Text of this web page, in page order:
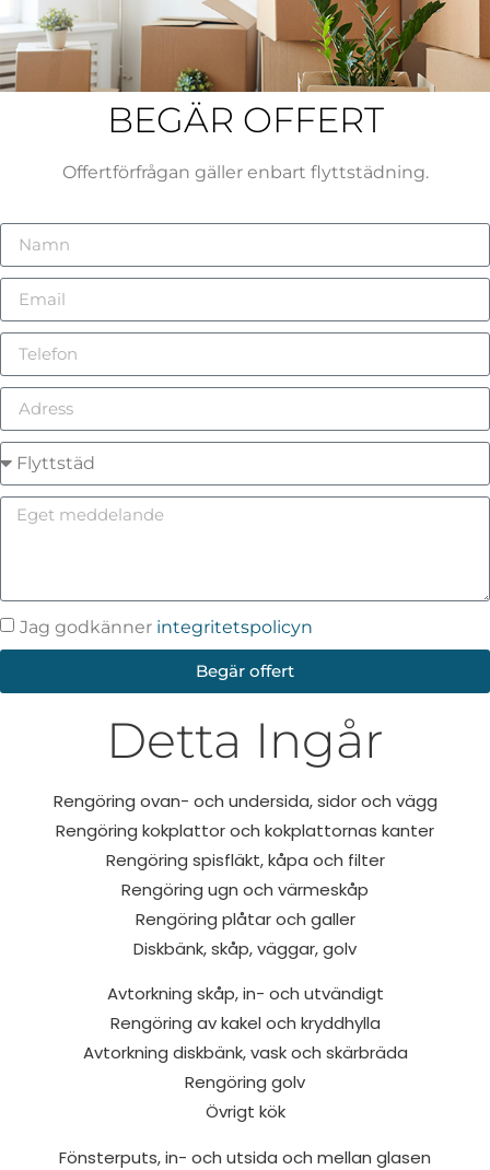
Detta Ingår
Rengöring ovan- och undersida, sidor och vägg
Rengöring kokplattor och kokplattornas kanter
Rengöring spisfläkt, kåpa och filter
Rengöring ugn och värmeskåp
Rengöring plåtar och galler
Diskbänk, skåp, väggar, golv
Avtorkning skåp, in- och utvändigt
Rengöring av kakel och kryddhylla
Avtorkning diskbänk, vask och skärbräda
Rengöring golv
Övrigt kök
Fönsterputs, in- och utsida och mellan glasen
BEGÄR OFFERT
Offertförfrågan gäller enbart flyttstädning.
Jag godkänner integritetspolicyn
Begär offert